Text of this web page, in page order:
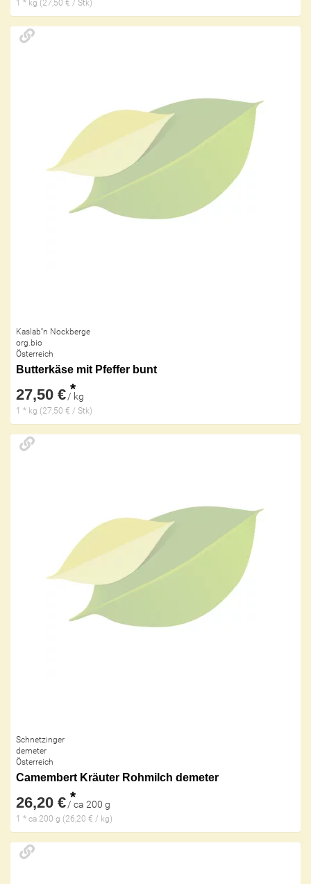
1 * kg (27,50 € / Stk)
Kaslab''n Nockberge
org.bio
Österreich
Butterkäse mit Pfeffer bunt
27,50 € *
/ kg
1 * kg (27,50 € / Stk)
Schnetzinger
demeter
Österreich
Camembert Kräuter Rohmilch demeter
26,20 € *
/ ca 200 g
1 * ca 200 g (26,20 € / kg)